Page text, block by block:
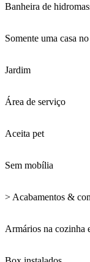
Banheira de
Somente uma casa
Jardim
Área de serviço
Aceita pet
Sem mobília
> Acabamentos &
Armários na cozinha